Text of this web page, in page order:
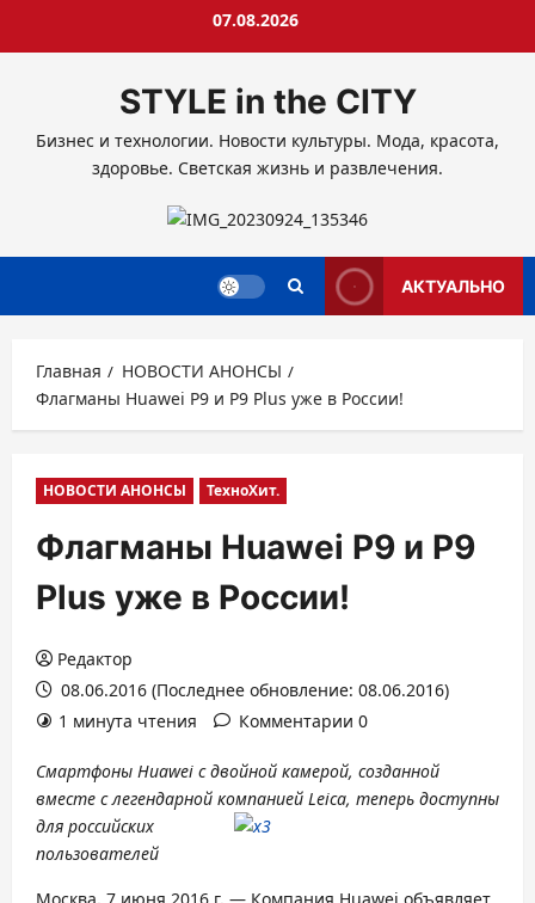
07.08.2026
STYLE in the CITY
Бизнес и технологии. Новости культуры. Мода, красота,
здоровье. Светская жизнь и развлечения.
АКТУАЛЬНО
Главная
НОВОСТИ АНОНСЫ
Флагманы Huawei P9 и P9 Plus уже в России!
НОВОСТИ АНОНСЫ ТехноХит.
Флагманы Huawei P9 и P9
Plus уже в России!
Редактор
08.06.2016 (Последнее обновление: 08.06.2016)
1 минута чтения
Комментарии 0
Смартфоны Huawei с двойной камерой, созданной
вместе с легендарной компанией Leica, теперь доступны
для российских
пользователей